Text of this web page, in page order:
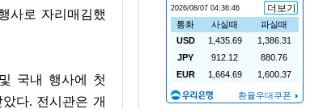
사로 자리매김했
국내 행사에 첫
다. 전시관은 개